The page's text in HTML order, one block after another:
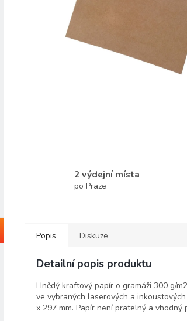
2 výdejní místa
po Praze
Popis Diskuze
Detailní popis produktu
Hnědý kraftový papír o gramáži 300 g/
ve vybraných laserových a
x 297 mm. Papír není pratelný a vhodný